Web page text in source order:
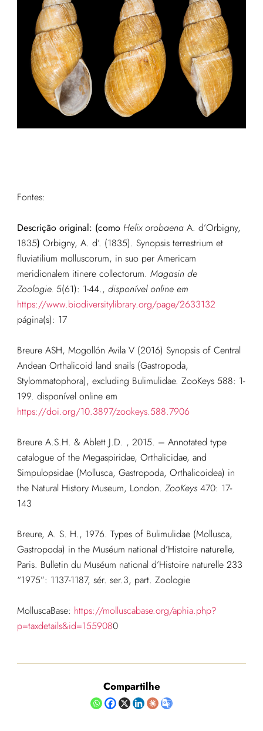
Fontes:
Descrição original: (como Helix orobaenaA. d’Orbigny,
1835) Orbigny, A. d’. (1835). Synopsis terrestrium et
fluviatilium molluscorum, in suo per Americam
meridionalem itinere collectorum. Magasin de
Zoologie. 5(61): 1-44., disponível online em
https://www.biodiversitylibrary.org/page/2633132
página(s): 17
Breure ASH, Mogollón Avila V (2016) Synopsis of Central
Andean Orthalicoid land snails (Gastropoda,
Stylommatophora), excluding Bulimulidae. ZooKeys 588: 1-
199. disponível online em
https://doi.org/10.3897/zookeys.588.7906
Breure A.S.H. & Ablett J.D. , 2015. – Annotated type
catalogue of the Megaspiridae, Orthalicidae, and
Simpulopsidae (Mollusca, Gastropoda, Orthalicoidea) in
the Natural History Museum, London. ZooKeys470: 17-
143
Breure, A. S. H., 1976. Types of Bulimulidae (Mollusca,
Gastropoda) in the Muséum national d’Histoire naturelle,
Paris. Bulletin du Muséum national d’Histoire naturelle 233
“1975”: 1137-1187, sér. ser.3, part. Zoologie
MolluscaBase: https://molluscabase.org/aphia.php?
p=taxdetails&id=1559080
Compartilhe